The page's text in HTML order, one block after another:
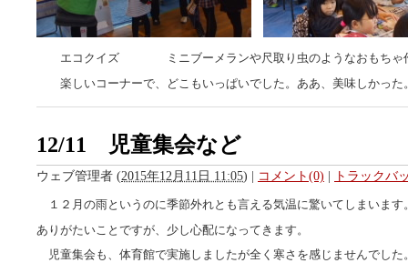
エコクイズ ミニブーメランや尺取り虫のようなおもちゃ
楽しいコーナーで、どこもいっぱいでした。ああ、美味しかった
12/11 児童集会など
ウェブ管理者 (2015年12月11日 11:05) | コメント(0) | トラックバ
１２月の雨というのに季節外れとも言える気温に驚いてしまいます
ありがたいことですが、少し心配になってきます。
児童集会も、体育館で実施しましたが全く寒さを感じませんでした